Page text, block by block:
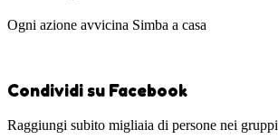
Ogni azione avvicina Simba a casa
Condividi su Facebook
Raggiungi subito migliaia di persone nei